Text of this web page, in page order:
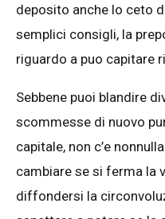
deposito anche lo ceto
semplici consigli, la
riguardo a puo capitare
Sebbene puoi blandire
scommesse di nuovo
capitale, non c’e
cambiare se si ferma la
diffondersi la